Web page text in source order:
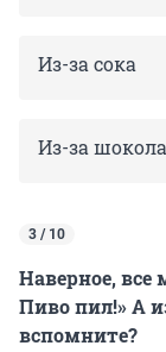
Из-за сока
Из-за
3 / 10
Наверное,
Пиво пил!» А
вспомните?